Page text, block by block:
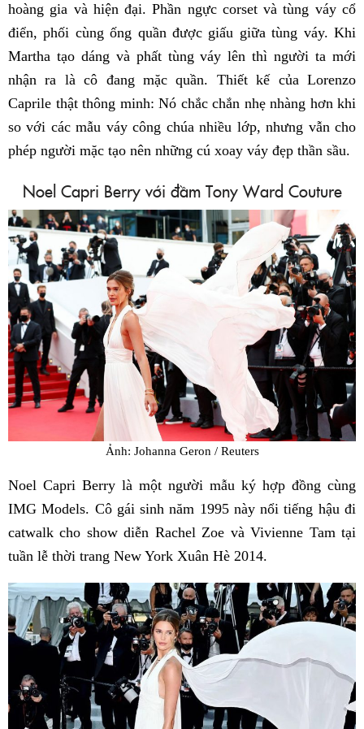
hoàng gia và hiện đại. Phần ngực corset và tùng váy cổ
điển, phối cùng ống quần được giấu giữa tùng váy. Khi
Martha tạo dáng và phất tùng váy lên thì người ta mới
nhận ra là cô đang mặc quần. Thiết kế của Lorenzo
Caprile thật thông minh: Nó chắc chắn nhẹ nhàng hơn khi
so với các mẫu váy công chúa nhiều lớp, nhưng vẫn cho
phép người mặc tạo nên những cú xoay váy đẹp thần sầu.
Noel Capri Berry với đầm Tony Ward Couture
Ảnh: Johanna Geron / Reuters
Noel Capri Berry là một người mẫu ký hợp đồng cùng
IMG Models. Cô gái sinh năm 1995 này nổi tiếng hậu đi
catwalk cho show diễn Rachel Zoe và Vivienne Tam tại
tuần lễ thời trang New York Xuân Hè 2014.